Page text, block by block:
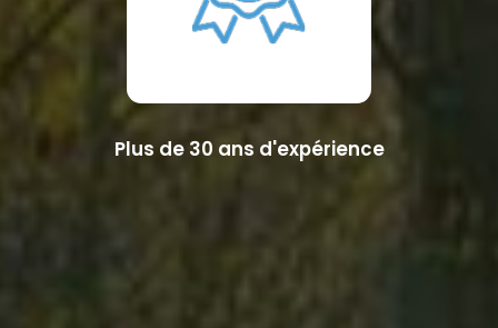
Plus de 30 ans d'expérience